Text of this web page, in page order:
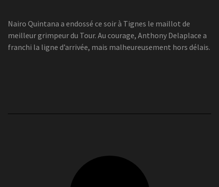
Nairo Quintana a endossé ce soir à Tignes le maillot de
meilleur grimpeur du Tour. Au courage, Anthony Delaplace a
franchi la ligne d’arrivée, mais malheureusement hors délais.